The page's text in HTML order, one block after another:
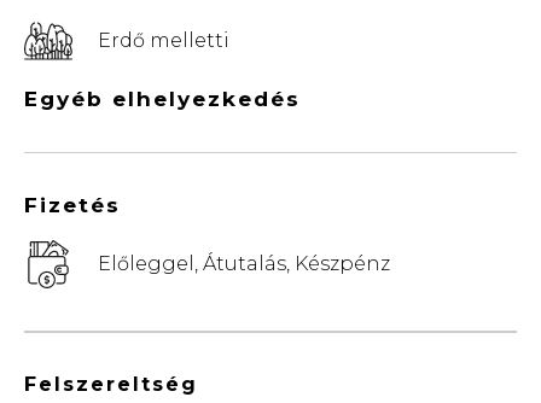
Felszereltség
Erdő melletti
Egyéb elhelyezkedés
Fizetés
Előleggel, Átutalás, Készpénz